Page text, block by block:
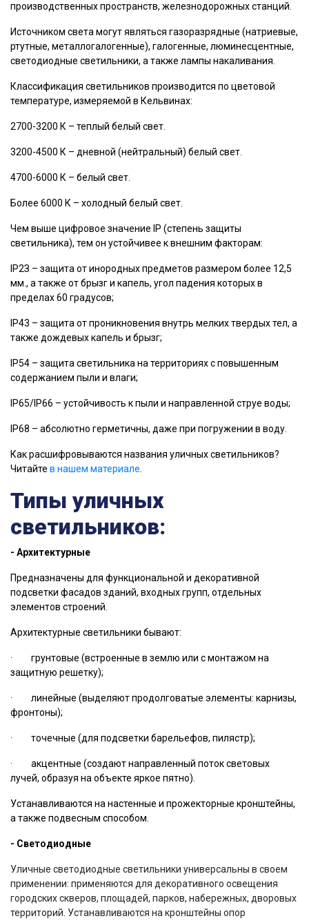
производственных пространств, железнодорожных станций.
Источником света могут являться газоразрядные (натриевые,
ртутные, металлогалогенные), галогенные, люминесцентные,
светодиодные светильники, а также лампы накаливания.
Классификация светильников производится по цветовой
температуре, измеряемой в Кельвинах:
2700-3200 К – теплый белый свет.
3200-4500 К – дневной (нейтральный) белый свет.
4700-6000 К – белый свет.
Более 6000 К – холодный белый свет.
Чем выше цифровое значение IP (степень защиты
светильника), тем он устойчивее к внешним факторам:
IP2З – защита от инородных предметов размером более 12,5
мм., а также от брызг и капель, угол падения которых в
пределах 60 градусов;
IP43 – защита от проникновения внутрь мелких твердых тел, а
также дождевых капель и брызг;
IP54 – защита светильника на территориях с повышенным
содержанием пыли и влаги;
IP65/IP66 – устойчивость к пыли и направленной струе воды;
IP68 – абсолютно герметичны, даже при погружении в воду.
Как расшифровываются названия уличных светильников?
Читайте в нашем материале
Типы уличных
светильников:
- Архитектурные
Предназначены для функциональной и декоративной
подсветки фасадов зданий, входных групп, отдельных
элементов строений.
Архитектурные светильники бывают:
· грунтовые (встроенные в землю или с монтажом на
защитную решетку);
· линейные (выделяют продолговатые элементы: карнизы,
фронтоны);
· точечные (для подсветки барельефов, пилястр);
· акцентные (создают направленный поток световых
лучей, образуя на объекте яркое пятно).
Устанавливаются на настенные и прожекторные кронштейны,
а также подвесным способом.
- Светодиодные
Уличные светодиодные светильники универсальны в своем
применении: применяются для декоративного освещения
городских скверов, площадей, парков, набережных, дворовых
территорий. Устанавливаются на кронштейны опор